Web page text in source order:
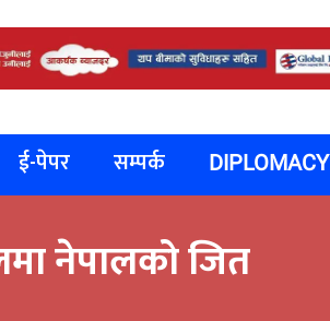
ई-पेपर सम्पर्क DIPLOMACY
नेपालको जित